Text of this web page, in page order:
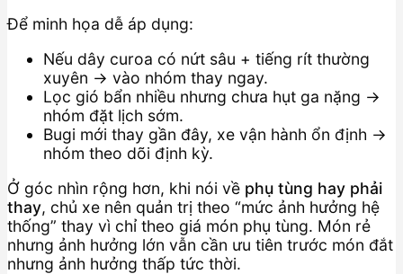
Để minh họa dễ áp dụng:
Nếu dây curoa có nứt sâu + tiếng rít thường
xuyên → vào nhóm thay ngay.
Lọc gió bẩn nhiều nhưng chưa hụt ga nặng →
nhóm đặt lịch sớm.
Bugi mới thay gần đây, xe vận hành ổn định →
nhóm theo dõi định kỳ.
Ở góc nhìn rộng hơn, khi nói về phụ tùng hay phải
thay, chủ xe nên quản trị theo “mức ảnh hưởng hệ
thống” thay vì chỉ theo giá món phụ tùng. Món rẻ
nhưng ảnh hưởng lớn vẫn cần ưu tiên trước món đắt
nhưng ảnh hưởng thấp tức thời.